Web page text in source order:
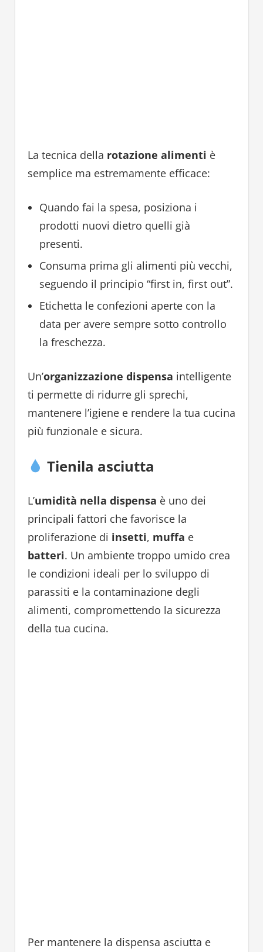
La tecnica della rotazione alimenti è
semplice ma estremamente efficace:
Quando fai la spesa, posiziona i
prodotti nuovi dietro quelli già
presenti.
Consuma prima gli alimenti più vecchi,
seguendo il principio “first in, first out”.
Etichetta le confezioni aperte con la
data per avere sempre sotto controllo
la freschezza.
Un’organizzazione dispensa intelligente
ti permette di ridurre gli sprechi,
mantenere l’igiene e rendere la tua cucina
più funzionale e sicura.
Tienila asciutta
L’umidità nella dispensa è uno dei
principali fattori che favorisce la
proliferazione di insetti, muffa e
batteri. Un ambiente troppo umido crea
le condizioni ideali per lo sviluppo di
parassiti e la contaminazione degli
alimenti, compromettendo la sicurezza
della tua cucina.
Per mantenere la dispensa asciutta e